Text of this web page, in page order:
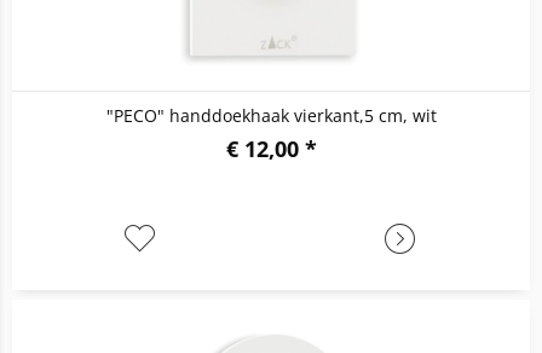
"PECO" handdoekhaak vierkant,5 cm, wit
€ 12,00 *